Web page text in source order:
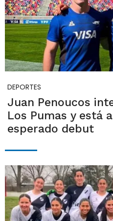
DEPORTES
Juan Penoucos
Los Pumas y está
esperado debut